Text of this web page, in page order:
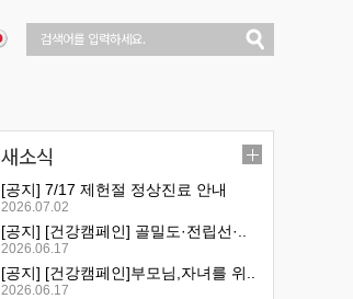
새소식
[공지] 7/17 제헌절 정상진료 안내
2026.07.02
[공지] [건강캠페인] 골밀도·전립선·..
2026.06.17
[공지] [건강캠페인]부모님,자녀를 위..
2026.06.17